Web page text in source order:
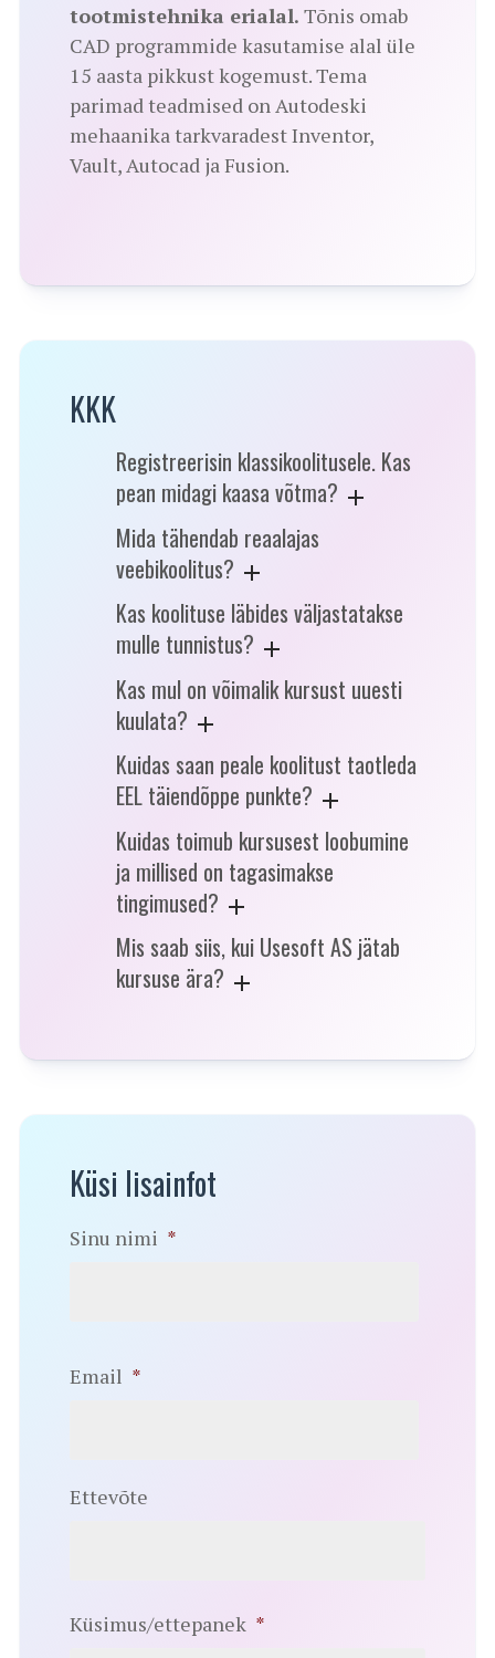
tootmistehnika erialal. Tõnis omab
CAD programmide kasutamise alal üle
15 aasta pikkust kogemust. Tema
parimad teadmised on Autodeski
mehaanika tarkvaradest Inventor,
Vault, Autocad ja Fusion.
KKK
Registreerisin klassikoolitusele. Kas
pean midagi kaasa võtma?
Mida tähendab reaalajas
veebikoolitus?
Kas koolituse läbides väljastatakse
mulle tunnistus?
Kas mul on võimalik kursust uuesti
kuulata?
Kuidas saan peale koolitust taotleda
EEL täiendõppe punkte?
Kuidas toimub kursusest loobumine
ja millised on tagasimakse
tingimused?
Mis saab siis, kui Usesoft AS jätab
kursuse ära?
Küsi lisainfot
Sinu nimi *
Email *
Ettevõte
Küsimus/ettepanek *